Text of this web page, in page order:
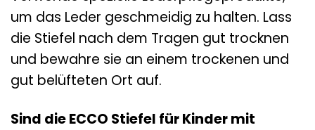
um das Leder geschmeidig zu halten. Lass
die Stiefel nach dem Tragen gut trocknen
und bewahre sie an einem trockenen und
gut belüfteten Ort auf.
Sind die ECCO Stiefel für Kinder mit